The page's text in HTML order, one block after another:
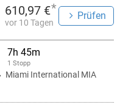
610,97 €*
vor 10 Tagen
Prüfen
7h 45m
1 Stopp
Miami International MIA